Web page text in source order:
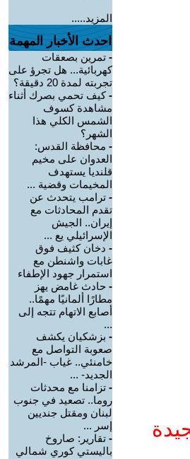
المزيد.....
احدث الأخبار المهمة
- تمرين بصعقات
كهربائية... هل تجرؤ على
تجربته لمدة 20 دقيقة؟
-كيف تحمي بصرك أثناء
مشاهدة كسوف
الشمس الكلي هذا
الشهر؟
- محافظة القدس:
العدوان على مخيم
قلنديا يستهدف
المخيمات وقضية ...
- ترامب يتحدث عن
تقدم المحادثات مع
إيران.. الجيش
الإسرائيلي يع ...
- دخان كثيف فوق
غابات واشنطن مع
استمرار جهود الإطفاء
- حادث غامض يهز
مطارًا ألمانيًا مهمًا..
أصابع الاتهام تتجه إلى
...
- بزشكيان يكشف
صعوبة التواصل مع
خامنئي.. غياب -المرشد
الجديد- ...
- تزامنا مع محدثات
روما.. تصعيد في جنوب
لبنان ومقتل جنديين
إسر ...
- تقارير: صاروخ
باليستي كوري شمالي